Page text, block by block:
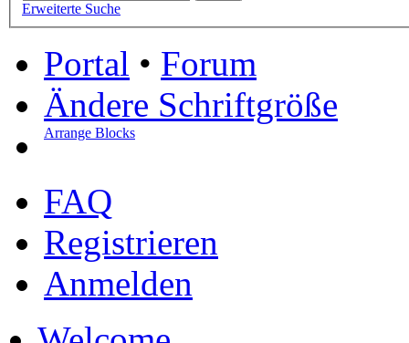
Erweiterte Suche
Portal • Forum
Ändere Schriftgröße
Arrange Blocks
FAQ
Registrieren
Anmelden